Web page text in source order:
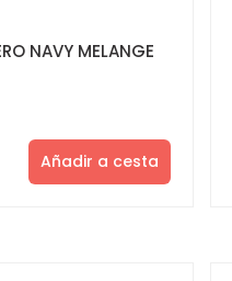
NAVY MELANGE
Añadir a cesta